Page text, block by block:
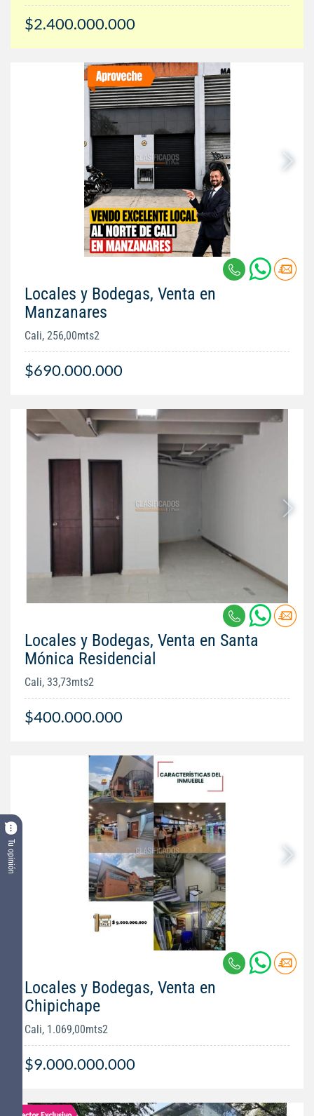
Tu opinión
$2.400.000.000
Locales y Bodegas, Venta en
Manzanares
Cali, 256,00mts2
$690.000.000
Locales y Bodegas, Venta en Santa
Mónica Residencial
Cali, 33,73mts2
$400.000.000
Locales y Bodegas, Venta en
Chipichape
Cali, 1.069,00mts2
$9.000.000.000